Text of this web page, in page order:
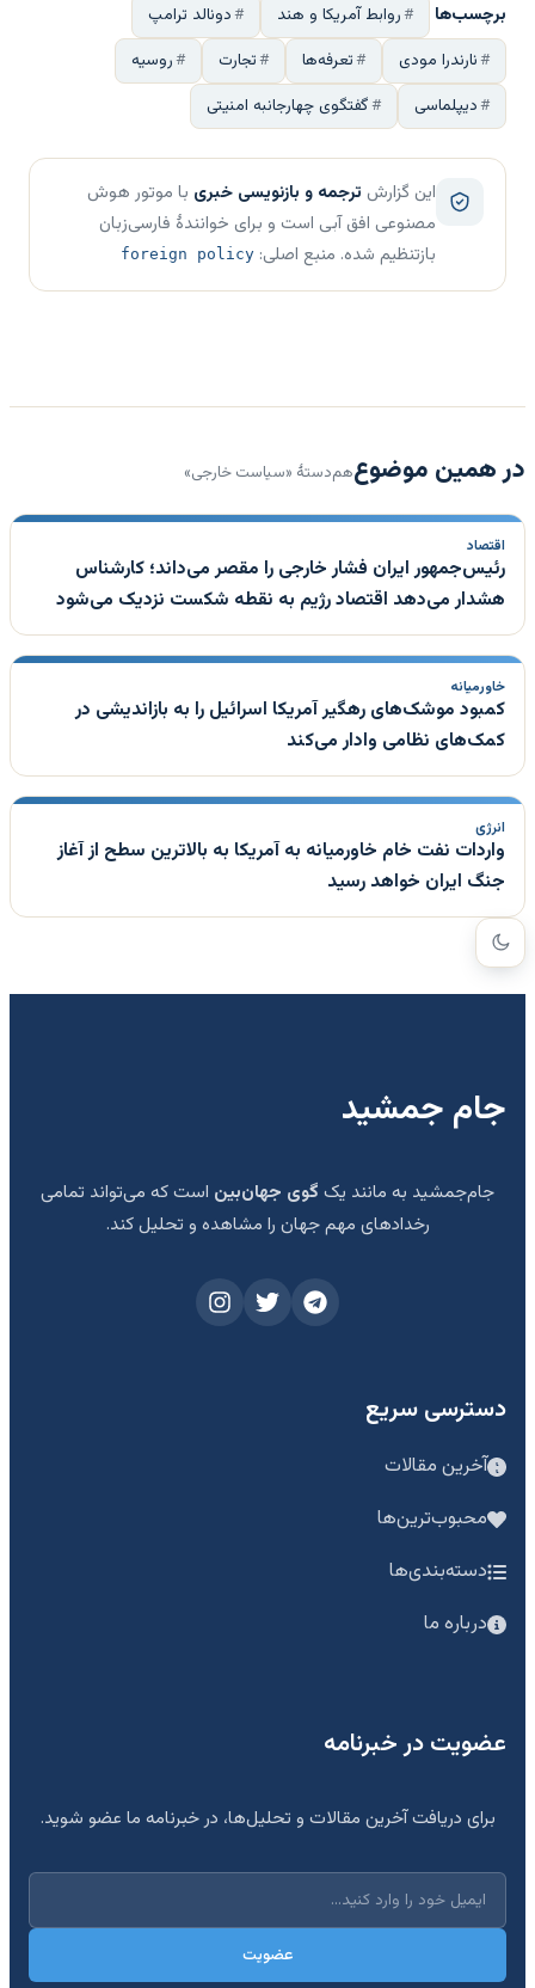
برچسب‌ها روابط آمریکا و هند
دونالد ترامپ
نارندرا مودی
تعرفه‌ها تجارت
روسیه
دیپلماسی
گفتگوی چهارجانبه امنیتی
این گزارش ترجمه و بازنویسی خبری با موتور هوش
مصنوعی افق آبی است و برای خوانندهٔ فارسی‌زبان
بازتنظیم شده. منبع اصلی: foreign policy
در همین موضوعهم‌دستهٔ «سیاست خارجی»
اقتصاد
رئیس‌جمهور ایران فشار خارجی را مقصر می‌داند؛ کارشناس
هشدار می‌دهد اقتصاد رژیم به نقطه شکست نزدیک می‌شود
خاورمیانه
کمبود موشک‌های رهگیر آمریکا اسرائیل را به بازاندیشی در
کمک‌های نظامی وادار می‌کند
انرژی
واردات نفت خام خاورمیانه به آمریکا به بالاترین سطح از آغاز
جنگ ایران خواهد رسید
جام جمشید
جام‌جمشید به مانند یک گوی جهان‌بین است که می‌تواند تمامی
رخدادهای مهم جهان را مشاهده و تحلیل کند.
دسترسی سریع
آخرین مقالات
محبوب‌ترین‌ها
دسته‌بندی‌ها
درباره ما
عضویت در خبرنامه
برای دریافت آخرین مقالات و تحلیل‌ها، در خبرنامه ما عضو شوید.
عضویت